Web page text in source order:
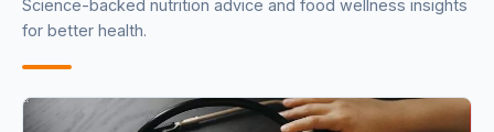
Science-backed nutrition advice and food wellness insights
for better health.